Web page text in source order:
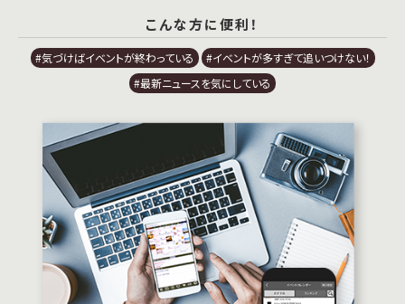
こんな方に便利！
#気づけばイベントが終わっている
#イベントが多すぎて追いつけない！
#最新ニュースを気にしている